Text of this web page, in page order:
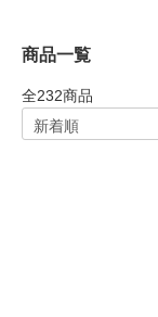
商品一覧
全232商品